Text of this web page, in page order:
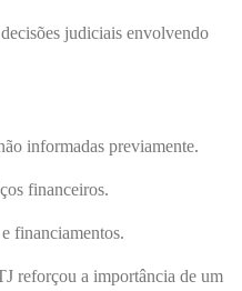
judiciais envolvendo
informadas previamente.
financeiros.
financiamentos.
reforçou a importância de um